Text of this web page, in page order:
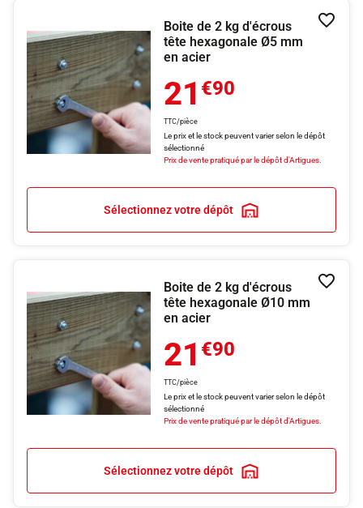
Boite de 2 kg d'écrous
tête hexagonale Ø5 mm
en acier
21 €90
TTC/pièce
Le prix et le stock peuvent varier selon le dépôt
sélectionné
Prix de vente pratiqué par le dépôt d'Artigues.
Sélectionnez votre dépôt
Boite de 2 kg d'écrous
tête hexagonale Ø10 mm
en acier
21 €90
TTC/pièce
Le prix et le stock peuvent varier selon le dépôt
sélectionné
Prix de vente pratiqué par le dépôt d'Artigues.
Sélectionnez votre dépôt